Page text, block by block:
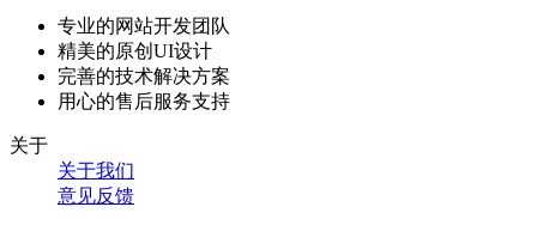
专业的网站开发团队
精美的原创UI设计
完善的技术解决方案
用心的售后服务支持
关于
关于我们
意见反馈